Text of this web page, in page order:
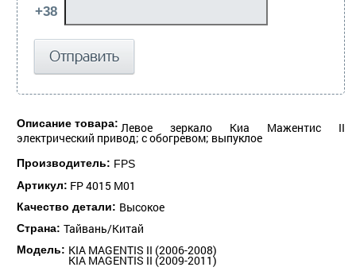
Описание товара: Левое зеркало Киа Мажентис II
электрический привод; с обогревом; выпуклое
Производитель: FPS
Артикул: FP 4015 M01
Качество детали: Высокое
Страна: Тайвань/Китай
Модель: KIA MAGENTIS II (2006-2008)
KIA MAGENTIS II (2009-2011)